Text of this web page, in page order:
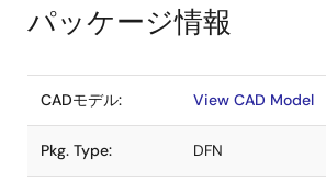
パッケージ情報
CADモデル: View CAD Model
Pkg. Type: DFN